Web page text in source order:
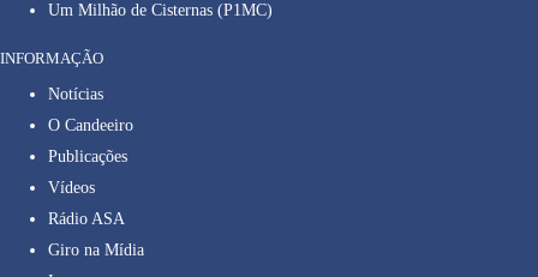
Um Milhão de Cisternas (P1MC)
INFORMAÇÃO
Notícias
O Candeeiro
Publicações
Vídeos
Rádio ASA
Giro na Mídia